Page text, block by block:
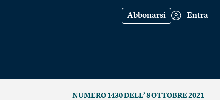
Abbonarsi Entra
NUMERO 1430 DELL’ 8 OTTOBRE 2021